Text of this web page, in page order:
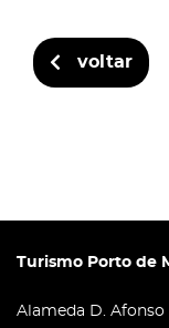
voltar
Turismo Porto de
Alameda D.